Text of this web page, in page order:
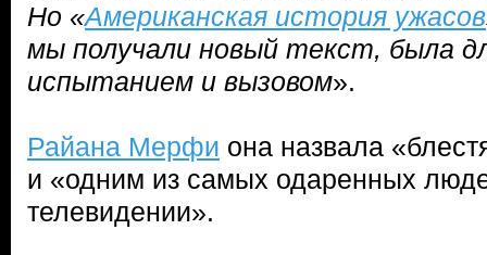
Но «Американская история ужасов
мы получали новый текст, была
испытанием и вызовом».
Райана Мерфи она назвала
и «одним из самых одаренных
телевидении».